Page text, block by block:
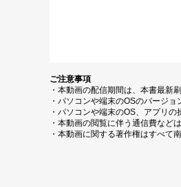
ご注意事項
・本動画の配信期間は、本書最新
・パソコンや端末のOSのバージ
・パソコンや端末のOS、アプリ
・本動画の閲覧に伴う通信費など
・本動画に関する著作権はすべて